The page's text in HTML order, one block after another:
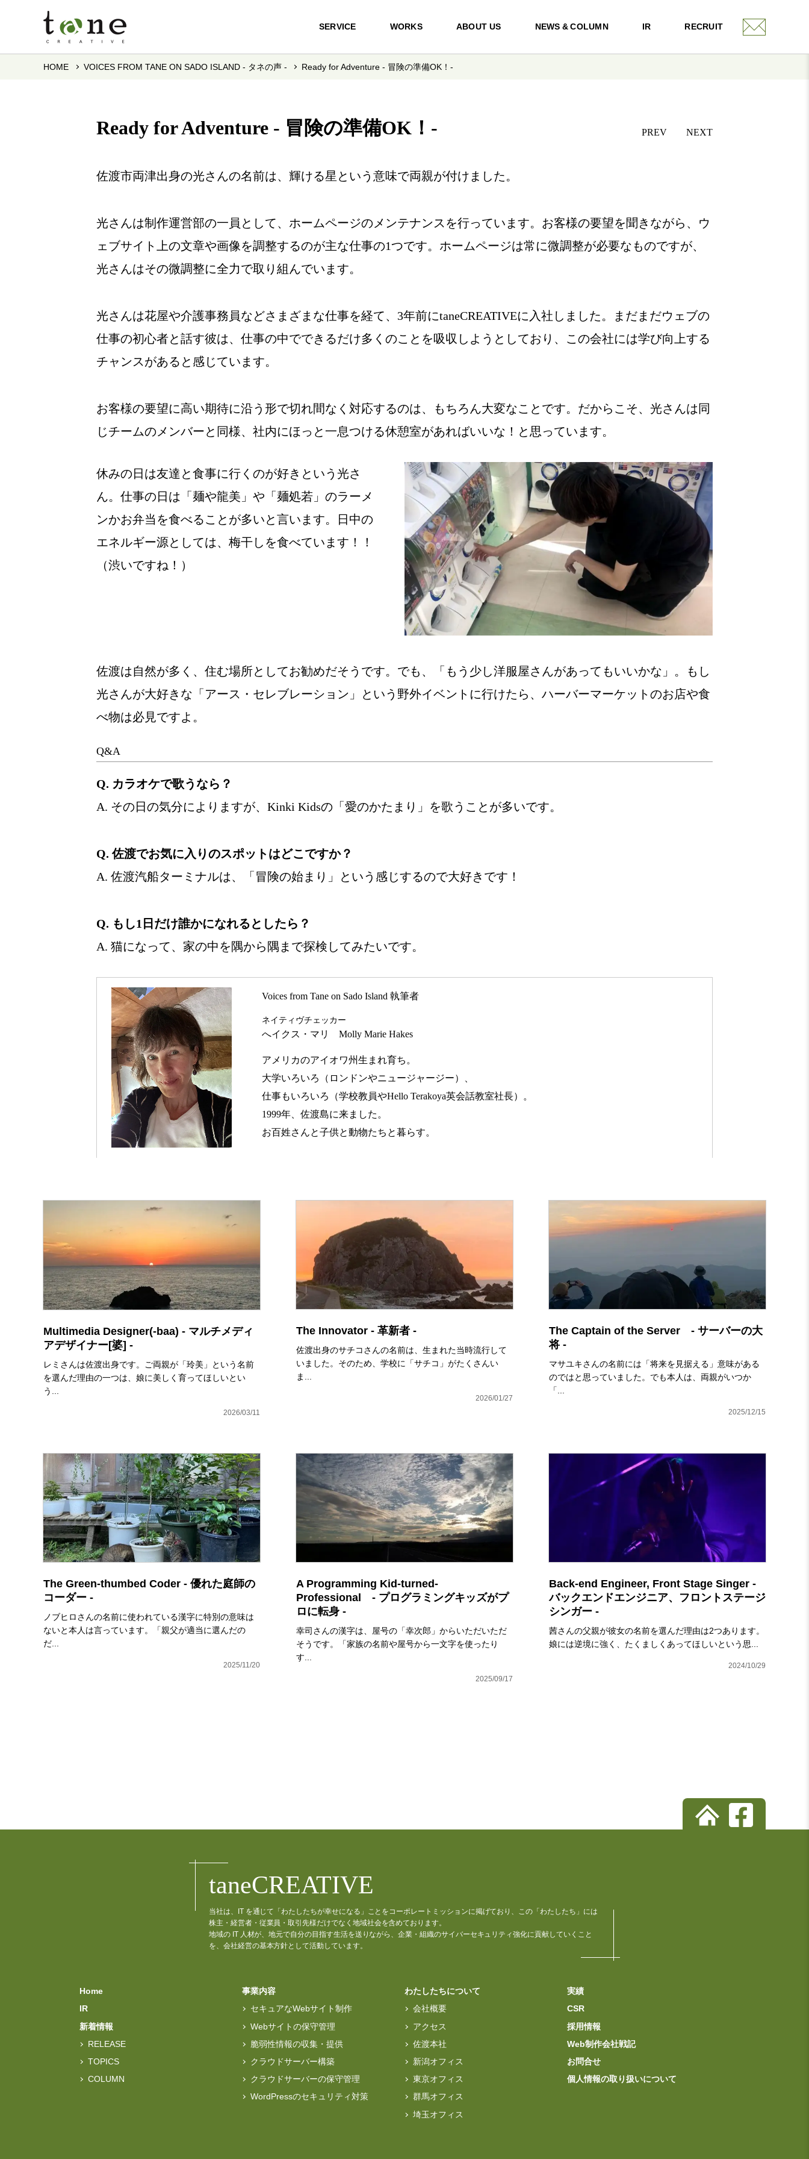
SERVICE WORKS ABOUT US NEWS & COLUMN IR RECRUIT
HOME VOICES FROM TANE ON SADO ISLAND - タネの声 - Ready for Adventure - 冒険の準備OK！-
Ready for Adventure - 冒険の準備OK！- PREV NEXT
佐渡市両津出身の光さんの名前は、輝ける星という意味で両親が付けました。
光さんは制作運営部の一員として、ホームページのメンテナンスを行っています。お客様の要望を聞きながら、ウ
ェブサイト上の文章や画像を調整するのが主な仕事の1つです。ホームページは常に微調整が必要なものですが、
光さんはその微調整に全力で取り組んでいます。
光さんは花屋や介護事務員などさまざまな仕事を経て、3年前にtaneCREATIVEに入社しました。まだまだウェブの
仕事の初心者と話す彼は、仕事の中でできるだけ多くのことを吸収しようとしており、この会社には学び向上する
チャンスがあると感じています。
お客様の要望に高い期待に沿う形で切れ間なく対応するのは、もちろん大変なことです。だからこそ、光さんは同
じチームのメンバーと同様、社内にほっと一息つける休憩室があればいいな！と思っています。
休みの日は友達と食事に行くのが好きという光さ
ん。仕事の日は「麺や龍美」や「麺処若」のラーメ
ンかお弁当を食べることが多いと言います。日中の
エネルギー源としては、梅干しを食べています！！
（渋いですね！）
佐渡は自然が多く、住む場所としてお勧めだそうです。でも、「もう少し洋服屋さんがあってもいいかな」。もし
光さんが大好きな「アース・セレブレーション」という野外イベントに行けたら、ハーバーマーケットのお店や食
べ物は必見ですよ。
Q&A
Q. カラオケで歌うなら？
A. その日の気分によりますが、Kinki Kidsの「愛のかたまり」を歌うことが多いです。
Q. 佐渡でお気に入りのスポットはどこですか？
A. 佐渡汽船ターミナルは、「冒険の始まり」という感じするので大好きです！
Q. もし1日だけ誰かになれるとしたら？
A. 猫になって、家の中を隅から隅まで探検してみたいです。
Voices from Tane on Sado Island 執筆者
ネイティヴチェッカー
へイクス・マリ Molly Marie Hakes
アメリカのアイオワ州生まれ育ち。
大学いろいろ（ロンドンやニュージャージー）、
仕事もいろいろ（学校教員やHello Terakoya英会話教室社長）。
1999年、佐渡島に来ました。
お百姓さんと子供と動物たちと暮らす。
Multimedia Designer(-baa) - マルチメディ
アデザイナー[婆] -
レミさんは佐渡出身です。ご両親が「玲美」という名前
を選んだ理由の一つは、娘に美しく育ってほしいとい
う...
2026/03/11
The Innovator - 革新者 -
佐渡出身のサチコさんの名前は、生まれた当時流行して
いました。そのため、学校に「サチコ」がたくさんい
ま...
2026/01/27
The Captain of the Server - サーバーの大
将 -
マサユキさんの名前には「将来を見据える」意味がある
のではと思っていました。でも本人は、両親がいつか
「...
2025/12/15
The Green-thumbed Coder - 優れた庭師の
コーダー -
ノブヒロさんの名前に使われている漢字に特別の意味は
ないと本人は言っています。「親父が適当に選んだの
だ...
2025/11/20
A Programming Kid-turned-
Professional - プログラミングキッズがプ
ロに転身 -
幸司さんの漢字は、屋号の「幸次郎」からいただいただ
そうです。「家族の名前や屋号から一文字を使ったり
す...
2025/09/17
Back-end Engineer, Front Stage Singer -
バックエンドエンジニア、フロントステージ
シンガー -
茜さんの父親が彼女の名前を選んだ理由は2つあります。
娘には逆境に強く、たくましくあってほしいという思...
2024/10/29
taneCREATIVE
当社は、IT を通じて「わたしたちが幸せになる」ことをコーポレートミッションに掲げており、この「わたしたち」には
株主・経営者・従業員・取引先様だけでなく地域社会を含めております。
地域の IT 人材が、地元で自分の目指す生活を送りながら、企業・組織のサイバーセキュリティ強化に貢献していくこと
を、会社経営の基本方針として活動しています。
Home
IR
新着情報
RELEASE
TOPICS
COLUMN
事業内容
セキュアなWebサイト制作
Webサイトの保守管理
脆弱性情報の収集・提供
クラウドサーバー構築
クラウドサーバーの保守管理
WordPressのセキュリティ対策
わたしたちについて
会社概要
アクセス
佐渡本社
新潟オフィス
東京オフィス
群馬オフィス
埼玉オフィス
実績
CSR
採用情報
Web制作会社戦記
お問合せ
個人情報の取り扱いについて